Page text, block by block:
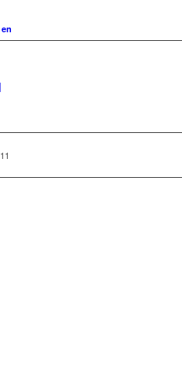
en
11